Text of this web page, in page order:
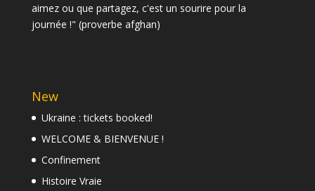
aimez ou que partagez, c'est un sourire pour la
journée !" (proverbe afghan)
New
Ukraine : tickets booked!
WELCOME & BIENVENUE !
Confinement
Histoire Vraie